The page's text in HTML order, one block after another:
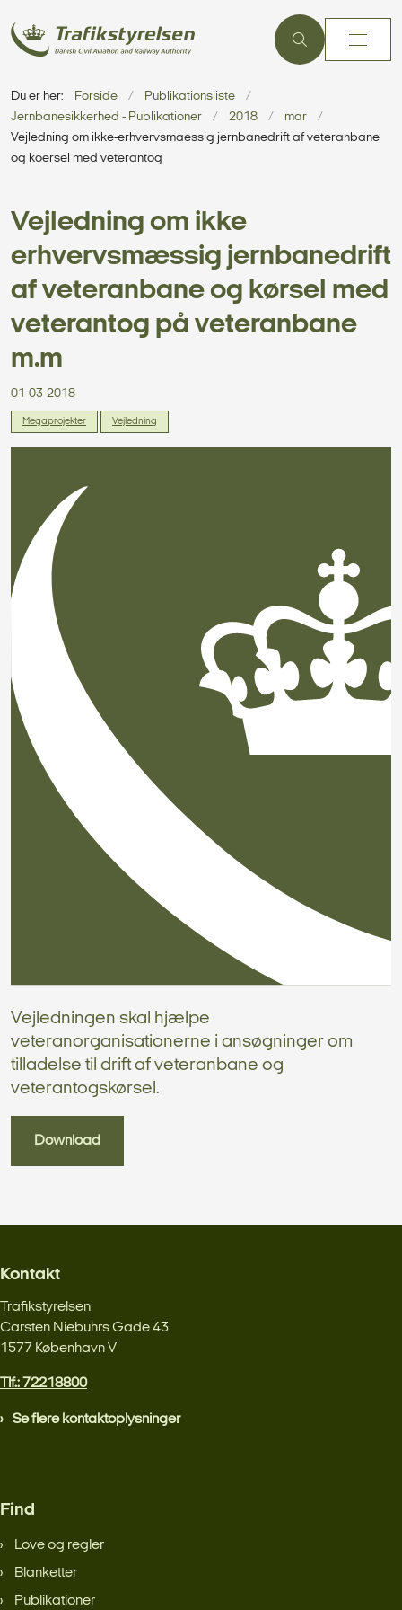
Du er her: Forside
Publikationsliste
Jernbanesikkerhed - Publikationer
2018
mar
Vejledning om ikke-erhvervsmaessig jernbanedrift af veteranbane
og koersel med veterantog
Vejledning om ikke
erhvervsmæssig jernbanedrift
af veteranbane og kørsel med
veterantog på veteranbane
m.m
01-03-2018
Megaprojekter Vejledning
Vejledningen skal hjælpe
veteranorganisationerne i ansøgninger om
tilladelse til drift af veteranbane og
veterantogskørsel.
Download
Kontakt
Trafikstyrelsen
Carsten Niebuhrs Gade 43
1577 København V
Tlf.: 72218800
Se flere kontaktoplysninger
Find
Love og regler
Blanketter
Publikationer